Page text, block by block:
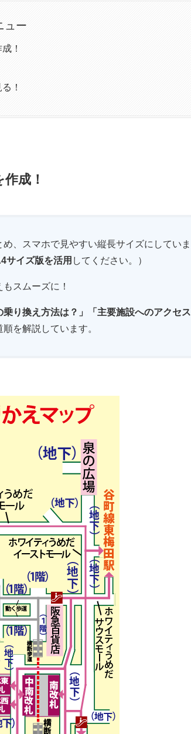
ュー
！
！
成！
め、スマホで見やすい縦長サイズにしていま
サイズ版を活用 してください。）
スムーズに！
乗り換え方法は？」「主要施設へのアクセス
を解説しています。